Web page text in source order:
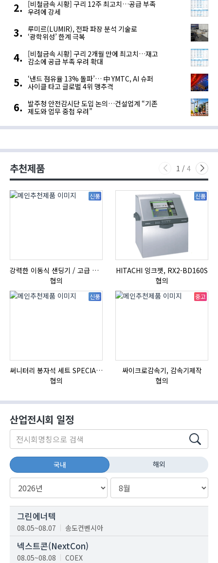
[비철금속 시황] 구리 12주 최고치…공급 부족
우려에 강세
루미르(LUMIR), 전파 파장 분석 기술로
‘광학위성’ 한계 극복
[비철금속 시황] 구리 2개월 만에 최고치…재고
감소에 공급 부족 우려 확대
‘낸드 점유율 13% 돌파’… 中 YMTC, AI 슈퍼
사이클 타고 글로벌 4위 맹추격
발주청 안전감시단 도입 논의…건설업계 “기존
제도와 업무 중첩 우려”
추천제품 1 / 4
신품
강력한 이동식 샌딩기 / 고급 이태리 IBIX샌드블라스터
협의
신품
HITACHI 잉크젯, RX2-BD160S
협의
신품
써니터리 봉자석 세트 SPECIAL , 봉자석 , 자석봉 , 호퍼용자석 , 전자석
협의
중고
싸이크로감속기, 감속기제작
협의
산업전시회 일정
국내 해외
그린에너텍
08.05~08.07 송도컨벤시아
넥스트콘(NextCon)
08.05~08.08 COEX